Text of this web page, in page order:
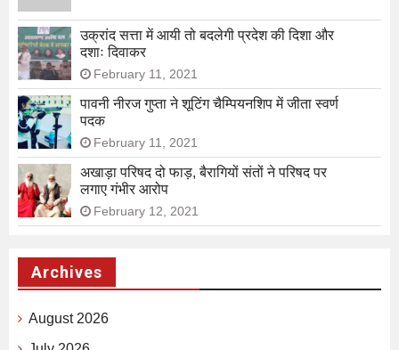
उक्रांद सत्ता में आयी तो बदलेगी प्रदेश की दिशा और
दशाः दिवाकर
February 11, 2021
पावनी नीरज गुप्ता ने शूटिंग चैम्पियनशिप में जीता स्वर्ण
पदक
February 11, 2021
अखाड़ा परिषद दो फाड़, बैरागियों संतों ने परिषद पर
लगाए गंभीर आरोप
February 12, 2021
Archives
August 2026